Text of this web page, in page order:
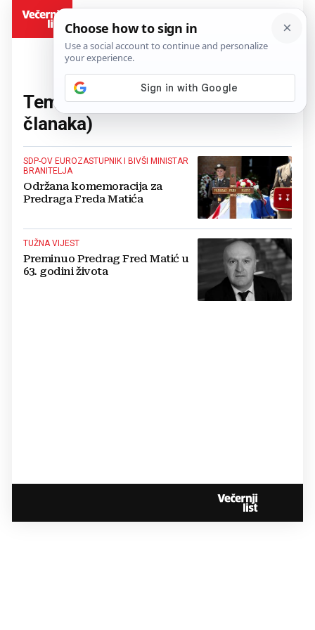
Tema:predrag fred matić(2
članaka)
SDP-OV EUROZASTUPNIK I BIVŠI MINISTAR
BRANITELJA
Održana komemoracija za
Predraga Freda Matića
TUŽNA VIJEST
Preminuo Predrag Fred Matić u
63. godini života